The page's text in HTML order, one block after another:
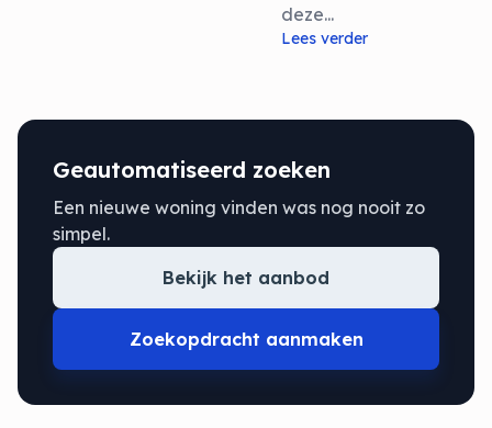
deze...
Lees verder
Geautomatiseerd zoeken
Een nieuwe woning vinden was nog nooit zo
simpel.
Bekijk het aanbod
Zoekopdracht aanmaken